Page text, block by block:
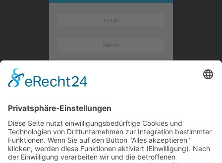
Kontaktieren Sie uns
WalBee
Bizzmade GmbH
Gießereistraße 29